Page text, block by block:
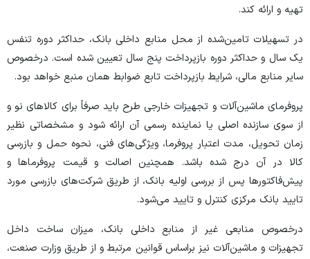
تهیه و ارائه کند.
در تسهیلات تامین‌شده از محل منابع داخلی بانک، حداکثر دوره تنفس
یک سال و حداکثر دوره بازپرداخت پنج سال تعیین شده است. درخصوص
سایر منابع مالی، شرایط بازپرداخت تابع ضوابط همان منبع خواهد بود.
پروفرمای ماشین‌آلات و تجهیزات خارجی طرح باید صرفاً برای کالا‌های نو و
از سوی سازنده اصلی یا نماینده رسمی آن ارائه شود و مشخصاتی نظیر
زمان تحویل، مدت اعتبار پروفرما، ویژگی‌های فنی، نحوه حمل و بازرسی
کالا در آن درج شده باشد. همچنین اصالت و قیمت پروفرما‌ها و
پیش‌فاکتور‌ها پس از بررسی اولیه بانک، از طریق شرکت‌های بازرسی مورد
تایید بانک مرکزی کنترل و تایید می‌شود.
درخصوص منابعی غیر از منابع داخلی بانک، میزان ساخت داخل
تجهیزات و ماشین‌آلات نیز براساس قوانین مرتبط و از طریق وزارت صنعت،